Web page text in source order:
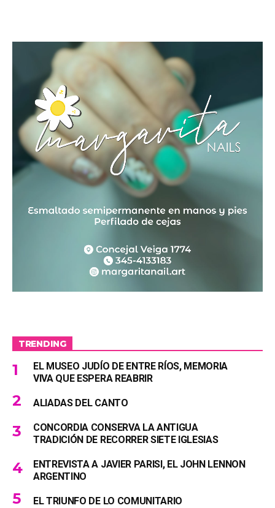
TRENDING
EL MUSEO JUDÍO DE ENTRE RÍOS, MEMORIA
VIVA QUE ESPERA REABRIR
ALIADAS DEL CANTO
CONCORDIA CONSERVA LA ANTIGUA
TRADICIÓN DE RECORRER SIETE IGLESIAS
ENTREVISTA A JAVIER PARISI, EL JOHN LENNON
ARGENTINO
EL TRIUNFO DE LO COMUNITARIO